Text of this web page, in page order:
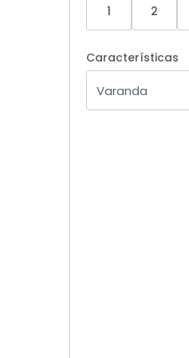
1
2
Características